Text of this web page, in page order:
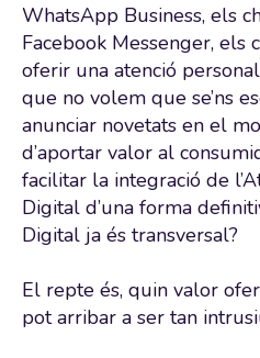
WhatsApp Business, els
Facebook Messenger, els
oferir una atenció
que no volem que se’ns
anunciar novetats en el
d’aportar valor al
facilitar la integració de
Digital d’una forma
Digital ja és transversal?
El repte és, quin valor
pot arribar a ser tan